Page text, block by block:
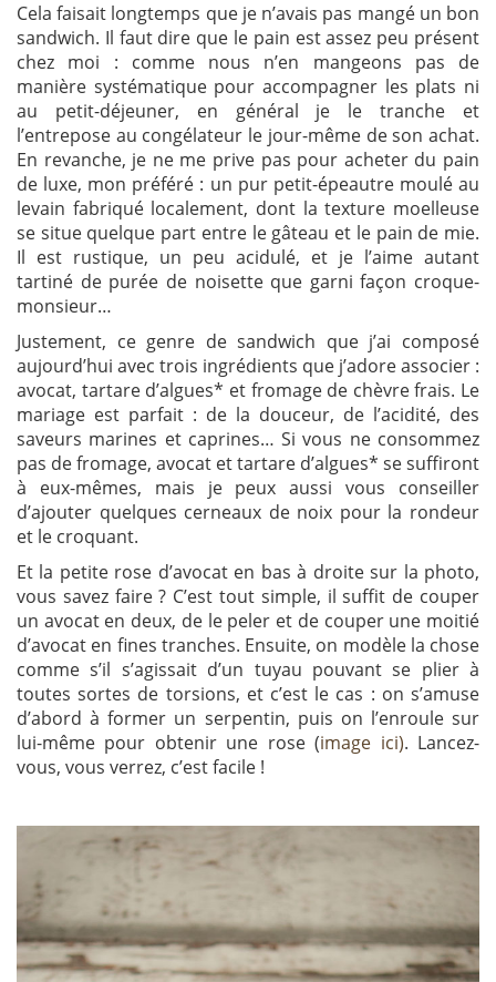
Cela faisait longtemps que je n’avais pas mangé un bon
sandwich. Il faut dire que le pain est assez peu présent
chez moi : comme nous n’en mangeons pas de
manière systématique pour accompagner les plats ni
au petit-déjeuner, en général je le tranche et
l’entrepose au congélateur le jour-même de son achat.
En revanche, je ne me prive pas pour acheter du pain
de luxe, mon préféré : un pur petit-épeautre moulé au
levain fabriqué localement, dont la texture moelleuse
se situe quelque part entre le gâteau et le pain de mie.
Il est rustique, un peu acidulé, et je l’aime autant
tartiné de purée de noisette que garni façon croque-
monsieur…
Justement, ce genre de sandwich que j’ai composé
aujourd’hui avec trois ingrédients que j’adore associer :
avocat, tartare d’algues* et fromage de chèvre frais. Le
mariage est parfait : de la douceur, de l’acidité, des
saveurs marines et caprines… Si vous ne consommez
pas de fromage, avocat et tartare d’algues* se suffiront
à eux-mêmes, mais je peux aussi vous conseiller
d’ajouter quelques cerneaux de noix pour la rondeur
et le croquant.
Et la petite rose d’avocat en bas à droite sur la photo,
vous savez faire ? C’est tout simple, il suffit de couper
un avocat en deux, de le peler et de couper une moitié
d’avocat en fines tranches. Ensuite, on modèle la chose
comme s’il s’agissait d’un tuyau pouvant se plier à
toutes sortes de torsions, et c’est le cas : on s’amuse
d’abord à former un serpentin, puis on l’enroule sur
lui-même pour obtenir une rose (image ici). Lancez-
vous, vous verrez, c’est facile !